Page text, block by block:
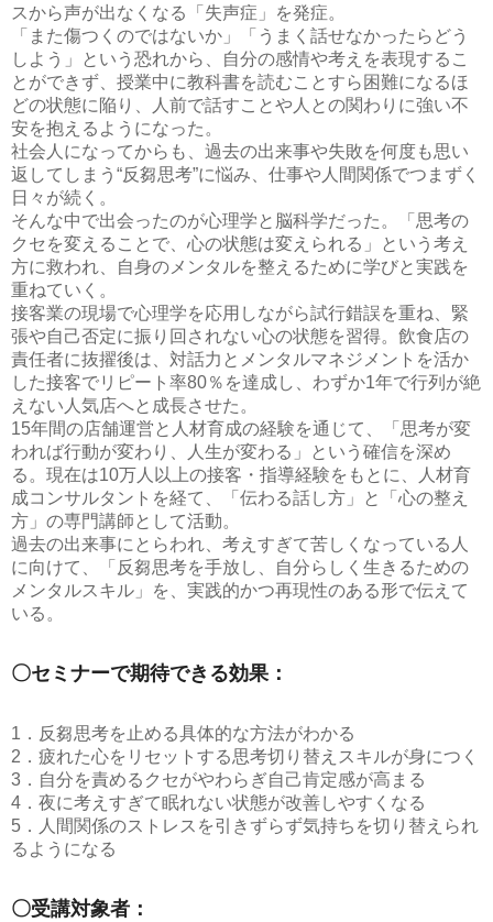
スから声が出なくなる「失声症」を発症。
「また傷つくのではないか」「うまく話せなかったらどう
しよう」という恐れから、自分の感情や考えを表現するこ
とができず、授業中に教科書を読むことすら困難になるほ
どの状態に陥り、人前で話すことや人との関わりに強い不
安を抱えるようになった。
社会人になってからも、過去の出来事や失敗を何度も思い
返してしまう“反芻思考”に悩み、仕事や人間関係でつまずく
日々が続く。
そんな中で出会ったのが心理学と脳科学だった。「思考の
クセを変えることで、心の状態は変えられる」という考え
方に救われ、自身のメンタルを整えるために学びと実践を
重ねていく。
接客業の現場で心理学を応用しながら試行錯誤を重ね、緊
張や自己否定に振り回されない心の状態を習得。飲食店の
責任者に抜擢後は、対話力とメンタルマネジメントを活か
した接客でリピート率80％を達成し、わずか1年で行列が絶
えない人気店へと成長させた。
15年間の店舗運営と人材育成の経験を通じて、「思考が変
われば行動が変わり、人生が変わる」という確信を深め
る。現在は10万人以上の接客・指導経験をもとに、人材育
成コンサルタントを経て、「伝わる話し方」と「心の整え
方」の専門講師として活動。
過去の出来事にとらわれ、考えすぎて苦しくなっている人
に向けて、「反芻思考を手放し、自分らしく生きるための
メンタルスキル」を、実践的かつ再現性のある形で伝えて
いる。
〇セミナーで期待できる効果：
1．反芻思考を止める具体的な方法がわかる
2．疲れた心をリセットする思考切り替えスキルが身につく
3．自分を責めるクセがやわらぎ自己肯定感が高まる
4．夜に考えすぎて眠れない状態が改善しやすくなる
5．人間関係のストレスを引きずらず気持ちを切り替えられ
るようになる
〇受講対象者：